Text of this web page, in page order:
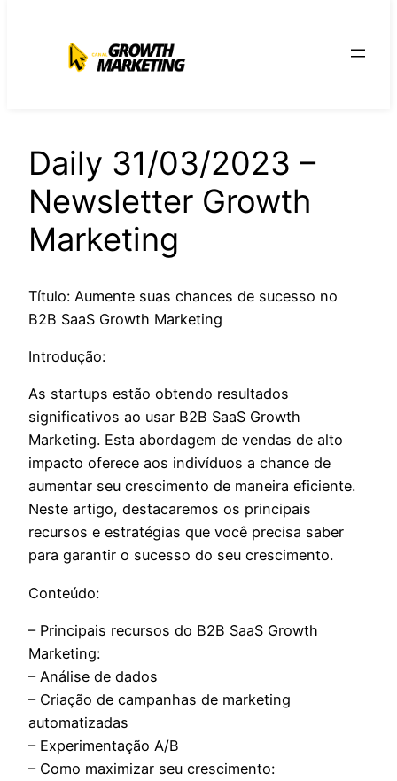
conteúdo
Daily 31/03/2023 –
Newsletter Growth
Marketing
Título: Aumente suas chances de sucesso no
B2B SaaS Growth Marketing
Introdução:
As startups estão obtendo resultados
significativos ao usar B2B SaaS Growth
Marketing. Esta abordagem de vendas de alto
impacto oferece aos indivíduos a chance de
aumentar seu crescimento de maneira eficiente.
Neste artigo, destacaremos os principais
recursos e estratégias que você precisa saber
para garantir o sucesso do seu crescimento.
Conteúdo:
– Principais recursos do B2B SaaS Growth
Marketing:
– Análise de dados
– Criação de campanhas de marketing
automatizadas
– Experimentação A/B
– Como maximizar seu crescimento: